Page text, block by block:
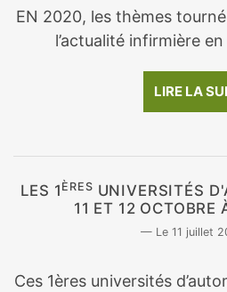
EN 2020, les thèmes
l’actualité infirmière
LIRE LA
LES 1 ÈRES UNIVERSITÉS
11 ET 12 OCTOBRE
11 juillet
Ces 1ères universités